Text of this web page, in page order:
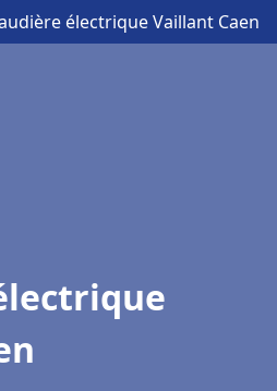
électrique Vaillant Caen